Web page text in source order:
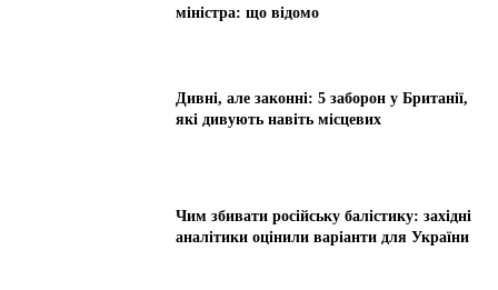
міністра: що відомо
Дивні, але законні: 5 заборон у Британії,
які дивують навіть місцевих
Чим збивати російську балістику: західні
аналітики оцінили варіанти для України